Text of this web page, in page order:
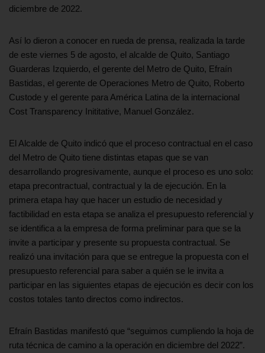
diciembre de 2022.
Así lo dieron a conocer en rueda de prensa, realizada la tarde
de este viernes 5 de agosto, el alcalde de Quito, Santiago
Guarderas Izquierdo, el gerente del Metro de Quito, Efraín
Bastidas, el gerente de Operaciones Metro de Quito, Roberto
Custode y el gerente para América Latina de la internacional
Cost Transparency Inititative, Manuel González.
El Alcalde de Quito indicó que el proceso contractual en el caso
del Metro de Quito tiene distintas etapas que se van
desarrollando progresivamente, aunque el proceso es uno solo:
etapa precontractual, contractual y la de ejecución. En la
primera etapa hay que hacer un estudio de necesidad y
factibilidad en esta etapa se analiza el presupuesto referencial y
se identifica a la empresa de forma preliminar para que se la
invite a participar y presente su propuesta contractual. Se
realizó una invitación para que se entregue la propuesta con el
presupuesto referencial para saber a quién se le invita a
participar en las siguientes etapas de ejecución es decir con los
costos totales tanto directos como indirectos.
Efraín Bastidas manifestó que “seguimos cumpliendo la hoja de
ruta técnica de camino a la operación en diciembre del 2022”.